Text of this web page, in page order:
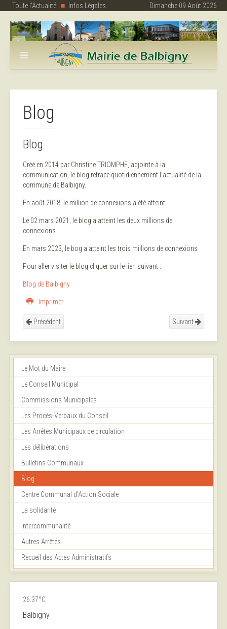
Toute l'Actualité Infos Légales Dimanche 09 Août 2026
Blog
Blog
Créé en 2014 par Christine TRIOMPHE, adjointe à la
communication, le blog retrace quotidiennement l'actualité de la
commune de Balbigny.
En août 2018, le million de connexions a été atteint.
Le 02 mars 2021, le blog a atteint les deux millions de
connexions.
En mars 2023, le bog a atteint les trois millions de connexions
Pour aller visiter le blog cliquer sur le lien suivant :
Blog de Balbigny
Imprimer
Précédent Suivant
Le Mot du Maire
Le Conseil Municipal
Commissions Municipales
Les Procès-Verbaux du Conseil
Les Arrêtés Municipaux de circulation
Les délibérations
Bulletins Communaux
Blog
Centre Communal d'Action Sociale
La solidarité
Intercommunalité
Autres Arrêtés
Recueil des Actes Administratifs
26.37°C
Balbigny